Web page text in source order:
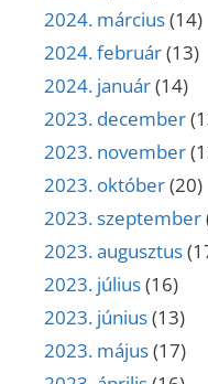
2024. március(14)
2024. február(13)
2024. január(14)
2023. december
2023. november
2023. október(20)
2023. szeptember
2023. augusztus
2023. július(16)
2023. június(13)
2023. május(17)